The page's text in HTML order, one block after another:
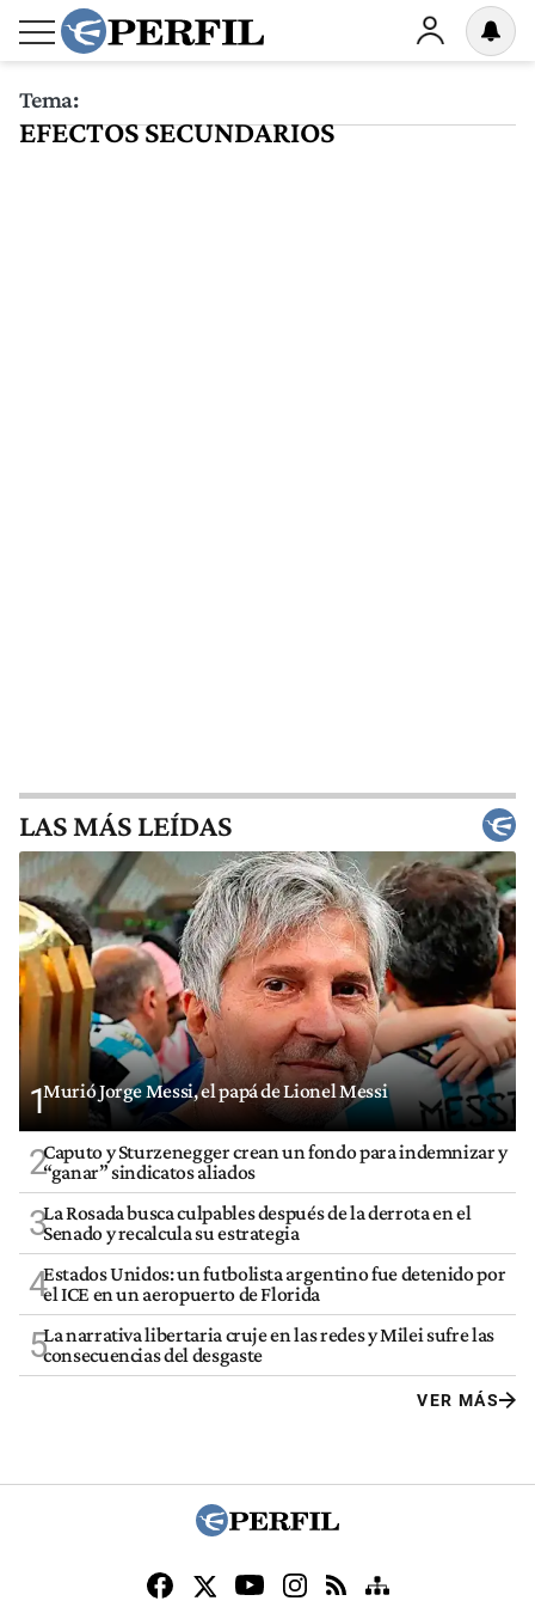
Tema:
EFECTOS SECUNDARIOS
LAS MÁS LEÍDAS
1Murió Jorge Messi, el papá de Lionel Messi
2Caputo y Sturzenegger crean un fondo para indemnizar y
“ganar” sindicatos aliados
3La Rosada busca culpables después de la derrota en el
Senado y recalcula su estrategia
4Estados Unidos: un futbolista argentino fue detenido por
el ICE en un aeropuerto de Florida
5La narrativa libertaria cruje en las redes y Milei sufre las
consecuencias del desgaste
VER MÁS